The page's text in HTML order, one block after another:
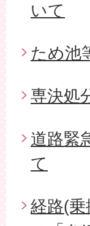
いて
ため池
専決処
道路緊
て
経路(